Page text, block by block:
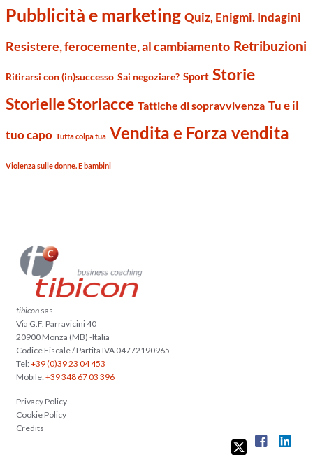
Pubblicità e marketing Quiz, Enigmi. Indagini
Resistere, ferocemente, al cambiamento Retribuzioni
Ritirarsi con (in)successo Sai negoziare? Sport Storie
Storielle Storiacce Tattiche di sopravvivenza Tu e il
tuo capo Tutta colpa tua Vendita e Forza vendita
Violenza sulle donne. E bambini
tibicon sas
Via G.F. Parravicini 40
20900 Monza (MB) -Italia
Codice Fiscale / Partita IVA 04772190965
Tel:+39 (0)39 23 04 453
Mobile:+39 348 67 03 396
Privacy Policy
Cookie Policy
Credits